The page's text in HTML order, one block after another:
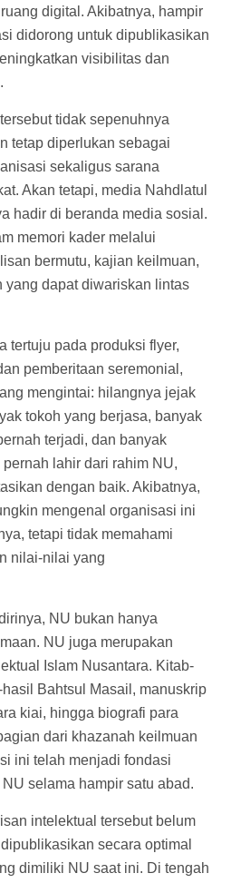
digital. Akibatnya, hampir
didorong untuk dipublikasikan
visibilitas dan
tidak sepenuhnya
tetap diperlukan sebagai
sekaligus sarana
Akan tetapi, media Nahdlatul
hadir di beranda media sosial.
memori kader melalui
bermutu, kajian keilmuan,
yang dapat diwariskan lintas
tertuju pada produksi flyer,
pemberitaan seremonial,
mengintai: hilangnya jejak
tokoh yang berjasa, banyak
terjadi, dan banyak
lahir dari rahim NU,
dengan baik. Akibatnya,
mengenal organisasi ini
tetapi tidak memahami
nilai-nilai yang
NU bukan hanya
NU juga merupakan
Islam Nusantara. Kitab-
Bahtsul Masail, manuskrip
kiai, hingga biografi para
dari khazanah keilmuan
ini telah menjadi fondasi
selama hampir satu abad.
intelektual tersebut belum
secara optimal
dimiliki NU saat ini. Di tengah